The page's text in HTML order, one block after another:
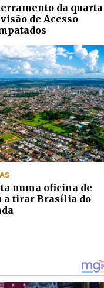
da quarta
de Acesso
numa oficina de
a tirar Brasília do